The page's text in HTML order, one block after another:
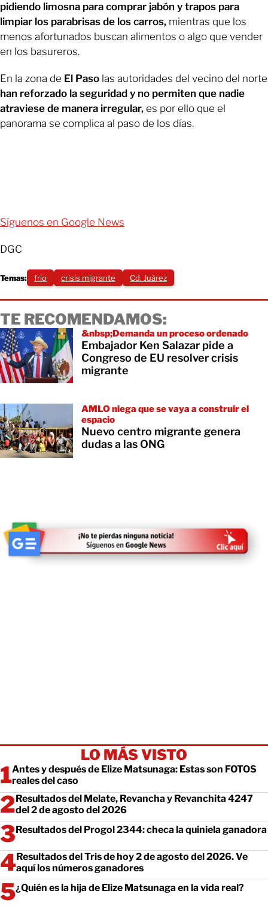
pidiendo limosna para comprar jabón y trapos para
limpiar los parabrisas de los carros, mientras que los
menos afortunados buscan alimentos o algo que vender
en los basureros.
En la zona de El Paso las autoridades del vecino del norte
han reforzado la seguridad y no permiten que nadie
atraviese de manera irregular, es por ello que el
panorama se complica al paso de los días.
Síguenos en Google News
DGC
Temas: frio crisis migrante Cd. Juárez
TE RECOMENDAMOS:
&nbsp;Demanda un proceso ordenado
Embajador Ken Salazar pide a
Congreso de EU resolver crisis
migrante
AMLO niega que se vaya a construir el
espacio
Nuevo centro migrante genera
dudas a las ONG
LO MÁS VISTO
Antes y después de Elize Matsunaga: Estas son FOTOS
reales del caso
Resultados del Melate, Revancha y Revanchita 4247
del 2 de agosto del 2026
Resultados del Progol 2344: checa la quiniela ganadora
Resultados del Tris de hoy 2 de agosto del 2026. Ve
aquí los números ganadores
¿Quién es la hija de Elize Matsunaga en la vida real?